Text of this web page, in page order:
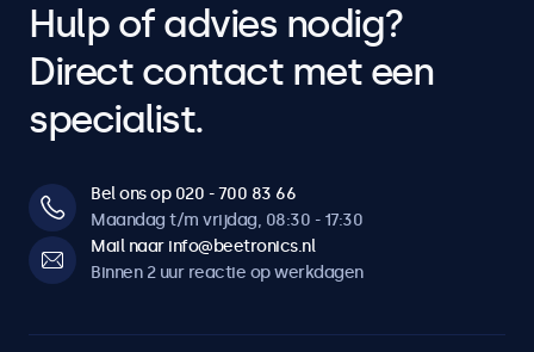
Hulp of advies nodig?
Direct contact met een
specialist.
Bel ons op 020 - 700 83 66
Maandag t/m vrijdag, 08:30 - 17:30
Mail naar info@beetronics.nl
Binnen 2 uur reactie op werkdagen